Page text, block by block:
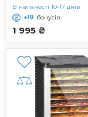
1 995 ₴
В наявності 10-17 днів
+19 бонусів